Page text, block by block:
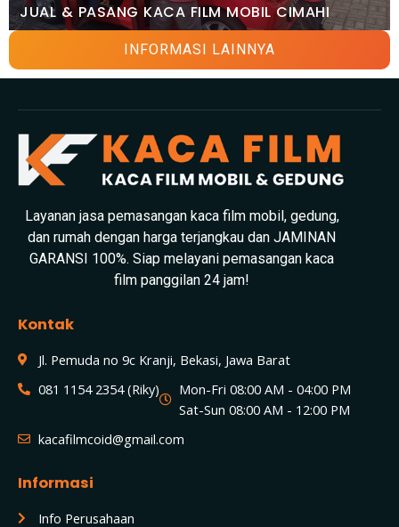
JUAL & PASANG KACA FILM MOBIL CIMAHI
INFORMASI LAINNYA
Layanan jasa pemasangan kaca film mobil, gedung,
dan rumah dengan harga terjangkau dan JAMINAN
GARANSI 100%. Siap melayani pemasangan kaca
film panggilan 24 jam!
Kontak
Jl. Pemuda no 9c Kranji, Bekasi, Jawa Barat
081 1154 2354 (Riky)
Mon-Fri 08:00 AM - 04:00 PM
Sat-Sun 08:00 AM - 12:00 PM
kacafilmcoid@gmail.com
Informasi
Info Perusahaan